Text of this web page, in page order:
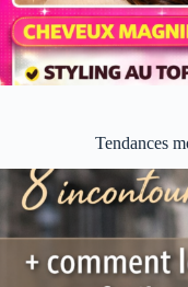
Tendances